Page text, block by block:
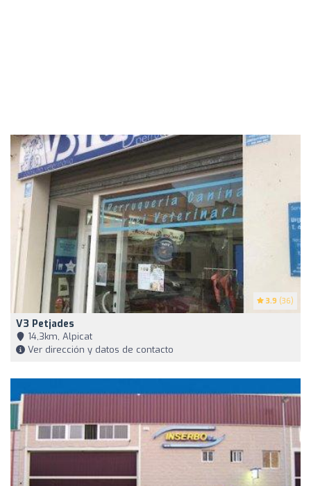
3.9 (36)
V3 Petjades
14,3km, Alpicat
Ver dirección y datos de contacto